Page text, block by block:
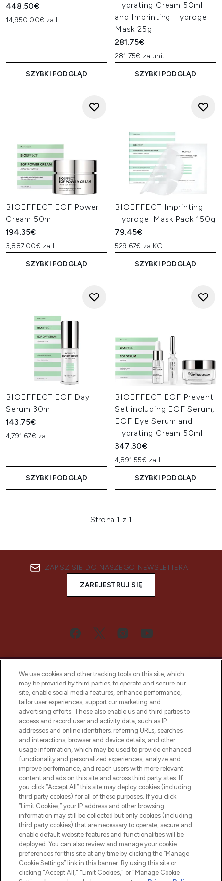
448.50€
14,950.00€ za L
SZYBKI PODGLĄD
Hydrating Cream 50ml
and Imprinting Hydrogel
Mask 25g
281.75€
281.75€ za unit
SZYBKI PODGLĄD
BIOEFFECT EGF Power
Cream 50ml
194.35€
3,887.00€ za L
SZYBKI PODGLĄD
BIOEFFECT Imprinting
Hydrogel Mask Pack 150g
79.45€
529.67€ za KG
SZYBKI PODGLĄD
BIOEFFECT EGF Day
Serum 30ml
143.75€
4,791.67€ za L
SZYBKI PODGLĄD
BIOEFFECT EGF Prevent
Set including EGF Serum,
EGF Eye Serum and
Hydrating Cream 50ml
347.30€
4,891.55€ za L
SZYBKI PODGLĄD
Strona 1 z 1
ZAPISZ SIĘ DO NASZEGO NEWSLETTERA
ZAREJESTRUJ SIĘ
Bądź pierwszą osobą, która dowie się o
najnowszych produktach, od niszowych i
uznanych marek, sezonowych trendach i
otrzyma ekskluzywne artykuły redakcyjne
z Sunday Supplement.
Zgoda na pliki cookie
Do Not Sell or Share My Personal
Information
POMOC & INFORMACJE
WAŻNE INFORMACJE
O LOOKFANTASTIC
We use cookies and other tracking tools on this site, which
may be provided by third parties, to operate and secure our
site, enable social media features, enhance performance,
tailor user experiences, support our marketing and
advertising efforts. These also enable us and third parties to
access and record user and activity data, such as IP
addresses and online identifiers, referring URLs, searches
and interactions, browser and device details, and other
usage information, which may be used to provide enhanced
functionality and personalized experiences, analyze and
improve performance, and reach users with more relevant
content and ads on this site and across third party sites. If
you click “Accept All” this site may deploy cookies (including
third party cookies) for all of these purposes. If you click
“Limit Cookies,” your IP address and other browsing
information may still be collected but only cookies (including
third party cookies) that are necessary to operate, secure and
enable default website features and functionalities will be
deployed. You can also review and manage your cookie
preferences for this site at any time by clicking the “Manage
Cookie Settings” link in this banner. By using this site or
clicking "Accept All," "Limit Cookies," or "Manage Cookie